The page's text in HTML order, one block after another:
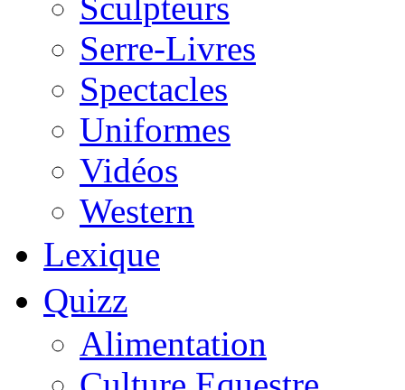
Serre-Livres
Spectacles
Uniformes
Vidéos
Western
Lexique
Quizz
Alimentation